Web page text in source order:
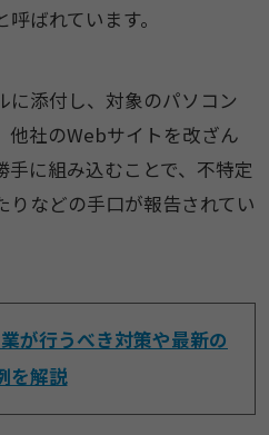
ばれています。
に添付し、対象のパソコン
他社のWebサイトを改ざん
手に組み込むことで、不特定
りなどの手口が報告されてい
が行うべき対策や最新の
を解説